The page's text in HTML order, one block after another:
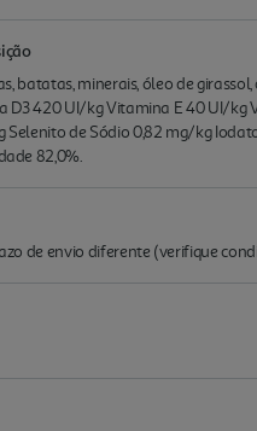
batatas, minerais, óleo de
D3 420 UI/kg Vitamina E 40 UI/
Selenito de Sódio 0,82 mg/kg
82,0%.
de envio diferente (verifique